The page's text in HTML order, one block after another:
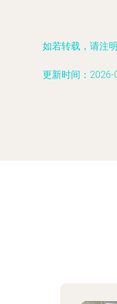
如若转载，请注
更新时间：2026-